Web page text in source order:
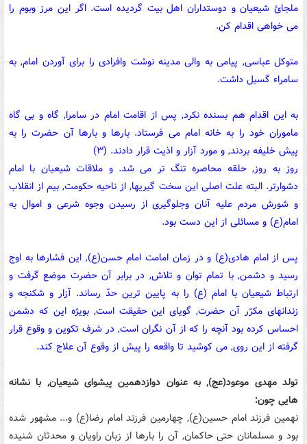
ملجائ شیعیان و دوستداران اهل بیت گردیده است. اگر این مرز وبوم را
می خواهی اقدام کن.
متوکل عباسی, پیامی به والی مدینه نوشت وافرادی را برای آوردن امام, به
سامراء گسیل داشت.
به این اقدام هم بسنده نکرد, پس از اقامت امام در سامرا, گاه و بی گاه
ماموران خود را به خانه امام می فرستاد. بارها و بارها آن حضرت را به
پیش خلیفه بردند, و مورد آزار و اذیت قرار دادند. (۳)
روز به روز, حلقه محاصره تنگ تر می شد. و ملاقات شیعیان با امام
دشوارتر. البته علت اصلی این سخت گیریها, از ناحیه حکومت, بیم از انقلاب
و شورش مردم علیه آنان وجلوگیری از رسیدن وجوه شرعی و اموال به
امام(ع) و مسائلی از این دست بود.
پس از امام هادی(ع) و در زمان امامت امام حسن(ع), این فشارها به اوج
رسید و دشمن, با تمام توان و تلاش, در برابر آن حضرت موضع گرفت و
ارتباط شیعیان با امام (ع) را به پایین ترین حدّ رساند. آزار و شکنجه و
زندانهای مکرّر آن حضرت, گویای این حقیقت است, بویژه این که دشمن
احساس کرده بود آنچه را که از آن نگران است, در شرف تکوین و وقوع قرار
گرفته از این روی, می کوشید تا واقعه را پیش از وقوع آن علاج کند.
تولد مهدی موعود(عج), به عنوان دوازدهمین پیشوای شیعیان, با نشانه
هایی چون:
نهمین فرزند امام حسین(ع), چهارمین فرزند امام رضا(ع) و... مشهور شده
بود و مسلمانان حتی حاکمان, آن را بارها از زبان راویان و محدثان شنیده